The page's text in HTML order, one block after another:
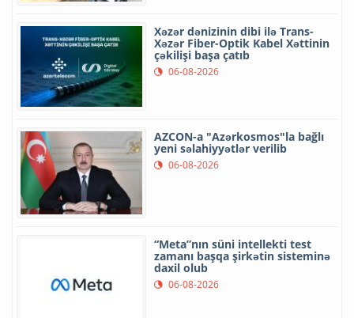
Xəzər dənizinin dibi ilə Trans-
Xəzər Fiber-Optik Kabel Xəttinin
çəkilişi başa çatıb
06-08-2026
AZCON-a "Azərkosmos"la bağlı
yeni səlahiyyətlər verilib
06-08-2026
“Meta”nın süni intellekti test
zamanı başqa şirkətin sisteminə
daxil olub
06-08-2026